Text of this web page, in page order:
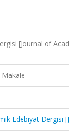
[Journal of
Edebiyat Dergisi